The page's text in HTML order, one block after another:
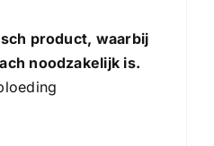
product, waarbij
noodzakelijk is.